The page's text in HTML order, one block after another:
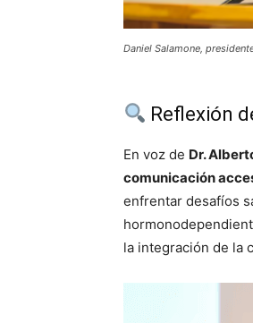
Daniel Salamone,
Reflexión
En voz de Dr.
comunicación
enfrentar desafíos
la integración de la